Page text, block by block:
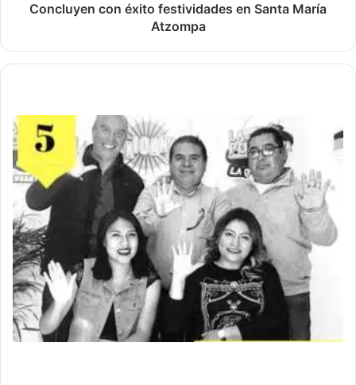
Concluyen con éxito festividades en Santa María
Atzompa